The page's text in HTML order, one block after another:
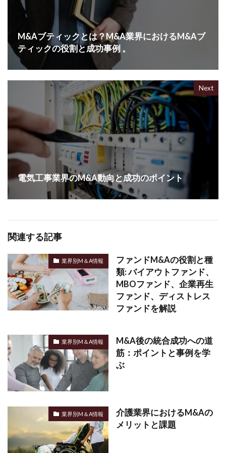
M&Aブティックとは？M&A業界におけるM&Aブ
ティックの役割と成功事例 。
Next
電気工事業界のM&A動向と成功のポイント
関連する記事
業界別M＆A情報
ファンドM&Aの役割と種
類: バイアウトファンド、
MBOファンド、企業再生
ファンド、ディストレス
ファンドを解説
業界別M＆A情報
M&A後の統合成功への道
筋：ポイントと事例を学
ぶ
業界別M＆A情報
介護業界におけるM&Aの
メリットと課題